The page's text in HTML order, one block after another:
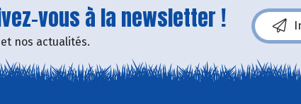
vous à la newsletter !
nos actualités.